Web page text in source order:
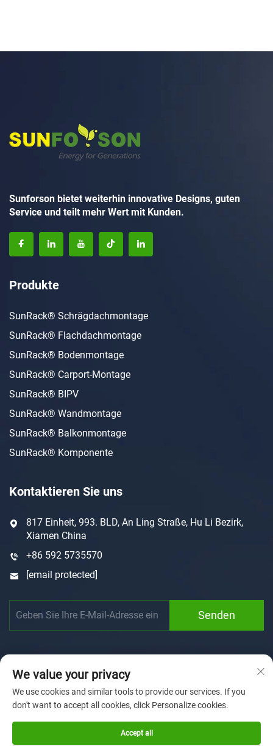
Sunforson bietet weiterhin innovative Designs, guten
Service und teilt mehr Wert mit Kunden.
Produkte
SunRack® Schrägdachmontage
SunRack® Flachdachmontage
SunRack® Bodenmontage
SunRack® Carport-Montage
SunRack® BIPV
SunRack® Wandmontage
SunRack® Balkonmontage
SunRack® Komponente
Kontaktieren Sie uns
817 Einheit, 993. BLD, An Ling Straße, Hu Li Bezirk,
Xiamen China
+86 592 5735570
[email protected]
Senden
Urheberrecht © 2025 by Xiamen Sunforson Power Co., Ltd
Datenschutzrichtlinie
We value your privacy
We use cookies and similar tools to provide our services. If you
don't want to accept all cookies, click Personalize cookies.
Accept all